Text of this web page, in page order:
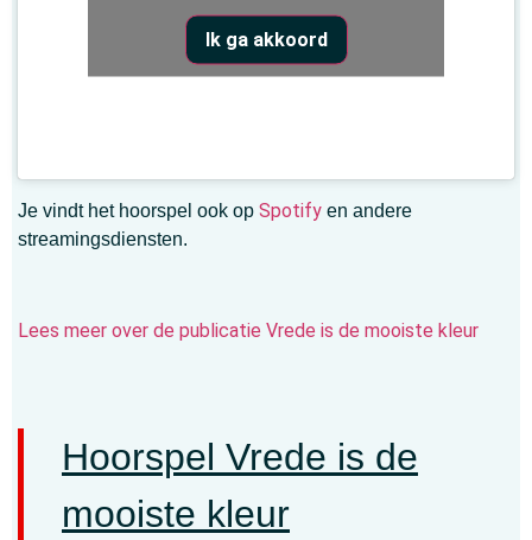
Ik ga akkoord
Je vindt het hoorspel ook op Spotify en andere
streamingsdiensten.
Lees meer over de publicatie Vrede is de mooiste kleur
Hoorspel Vrede is de
mooiste kleur